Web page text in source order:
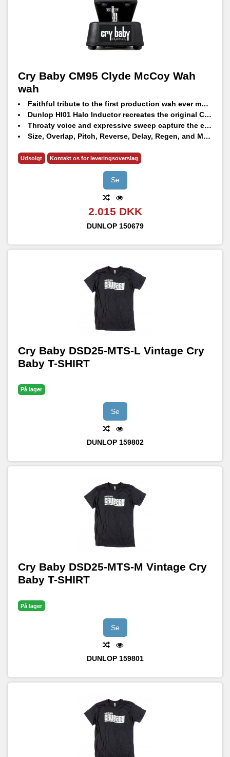
Cry Baby CM95 Clyde McCoy Wah
wah
Faithful tribute to the first production wah ever made
Dunlop HI01 Halo Inductor recreates the original Clyde McCoy's smooth vocal quality while taming the microphonic noise that plagued the vintage units
Throaty voice and expressive sweep capture the exact tone that made the original a legend
Size, Overlap, Pitch, Reverse, Delay, Regen, and Mix knobs allow you to sculpt every grain
Premium hardware delivers the consistency gigging players need so you can leave the museum piece at home
Udsolgt Kontakt os for leveringsoverslag
Se
2.015 DKK
DUNLOP 150679
Cry Baby DSD25-MTS-L Vintage Cry
Baby T-SHIRT
På lager
Se
DUNLOP 159802
Cry Baby DSD25-MTS-M Vintage Cry
Baby T-SHIRT
På lager
Se
DUNLOP 159801